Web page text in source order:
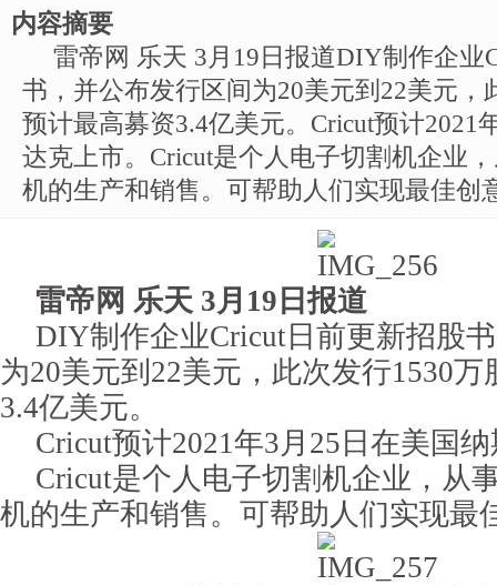
内容摘要
雷帝网 乐天 3月19日报道DIY制作企业
书，并公布发行区间为20美元到22美元，
预计最高募资3.4亿美元。Cricut预计2021
达克上市。Cricut是个人电子切割机企业
机的生产和销售。可帮助人们实现最佳
雷帝网 乐天 3月19日报道
DIY制作企业Cricut日前更新招股
为20美元到22美元，此次发行1530
3.4亿美元。
Cricut预计2021年3月25日在美国
Cricut是个人电子切割机企业，从
机的生产和销售。可帮助人们实现最